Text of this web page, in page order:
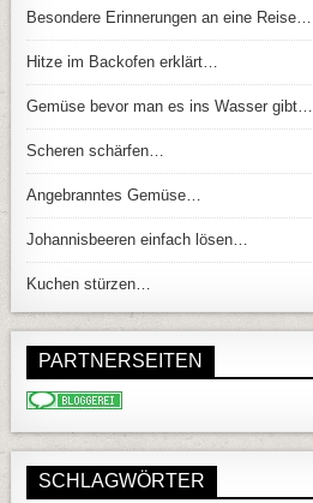
Besondere Erinnerungen an eine Reise…
Hitze im Backofen erklärt…
Gemüse bevor man es ins Wasser gibt…
Scheren schärfen…
Angebranntes Gemüse…
Johannisbeeren einfach lösen…
Kuchen stürzen…
PARTNERSEITEN
SCHLAGWÖRTER